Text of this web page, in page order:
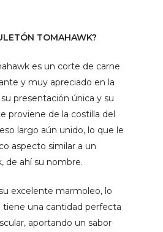
TOMAHAWK?
es un corte de carne
y muy apreciado en la
presentación única y su
proviene de la costilla del
largo aún unido, lo que le
aspecto similar a un
de ahí su nombre.
excelente marmoleo, lo
tiene una cantidad perfecta
aportando un sabor